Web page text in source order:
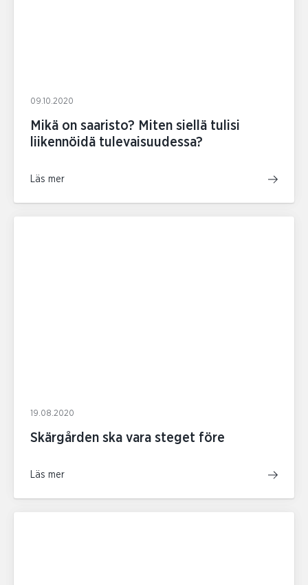
09.10.2020
Mikä on saaristo? Miten siellä tulisi
liikennöidä tulevaisuudessa?
Läs mer
19.08.2020
Skärgården ska vara steget före
Läs mer